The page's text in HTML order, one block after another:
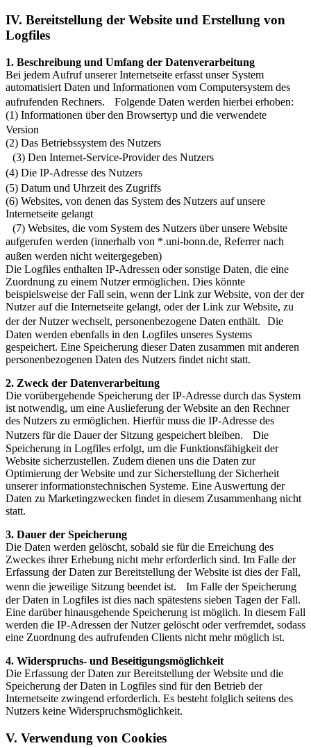
IV. Bereitstellung der Website und Erstellung von
Logfiles
1. Beschreibung und Umfang der Datenverarbeitung
Bei jedem Aufruf unserer Internetseite erfasst unser System
automatisiert Daten und Informationen vom Computersystem des
aufrufenden Rechners. Folgende Daten werden hierbei erhoben:
(1) Informationen über den Browsertyp und die verwendete
Version
(2) Das Betriebssystem des Nutzers
(3) Den Internet-Service-Provider des Nutzers
(4) Die IP-Adresse des Nutzers
(5) Datum und Uhrzeit des Zugriffs
(6) Websites, von denen das System des Nutzers auf unsere
Internetseite gelangt
(7) Websites, die vom System des Nutzers über unsere Website
aufgerufen werden (innerhalb von *.uni-bonn.de, Referrer nach
außen werden nicht weitergegeben)
Die Logfiles enthalten IP-Adressen oder sonstige Daten, die eine
Zuordnung zu einem Nutzer ermöglichen. Dies könnte
beispielsweise der Fall sein, wenn der Link zur Website, von der der
Nutzer auf die Internetseite gelangt, oder der Link zur Website, zu
der der Nutzer wechselt, personenbezogene Daten enthält. Die
Daten werden ebenfalls in den Logfiles unseres Systems
gespeichert. Eine Speicherung dieser Daten zusammen mit anderen
personenbezogenen Daten des Nutzers findet nicht statt.
2. Zweck der Datenverarbeitung
Die vorübergehende Speicherung der IP-Adresse durch das System
ist notwendig, um eine Auslieferung der Website an den Rechner
des Nutzers zu ermöglichen. Hierfür muss die IP-Adresse des
Nutzers für die Dauer der Sitzung gespeichert bleiben. Die
Speicherung in Logfiles erfolgt, um die Funktionsfähigkeit der
Website sicherzustellen. Zudem dienen uns die Daten zur
Optimierung der Website und zur Sicherstellung der Sicherheit
unserer informationstechnischen Systeme. Eine Auswertung der
Daten zu Marketingzwecken findet in diesem Zusammenhang nicht
statt.
3. Dauer der Speicherung
Die Daten werden gelöscht, sobald sie für die Erreichung des
Zweckes ihrer Erhebung nicht mehr erforderlich sind. Im Falle der
Erfassung der Daten zur Bereitstellung der Website ist dies der Fall,
wenn die jeweilige Sitzung beendet ist. Im Falle der Speicherung
der Daten in Logfiles ist dies nach spätestens sieben Tagen der Fall.
Eine darüber hinausgehende Speicherung ist möglich. In diesem Fall
werden die IP-Adressen der Nutzer gelöscht oder verfremdet, sodass
eine Zuordnung des aufrufenden Clients nicht mehr möglich ist.
4. Widerspruchs- und Beseitigungsmöglichkeit
Die Erfassung der Daten zur Bereitstellung der Website und die
Speicherung der Daten in Logfiles sind für den Betrieb der
Internetseite zwingend erforderlich. Es besteht folglich seitens des
Nutzers keine Widerspruchsmöglichkeit.
V. Verwendung von Cookies